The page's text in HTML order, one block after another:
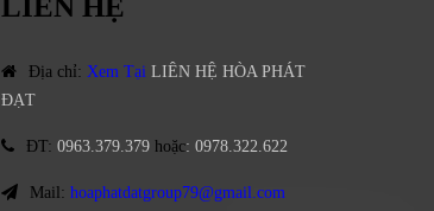
Địa chỉ: Xem Tại LIÊN HỆ HÒA PHÁT
ĐẠT
ĐT: 0963.379.379 hoặc: 0978.322.622
Mail: hoaphatdatgroup79@gmail.com